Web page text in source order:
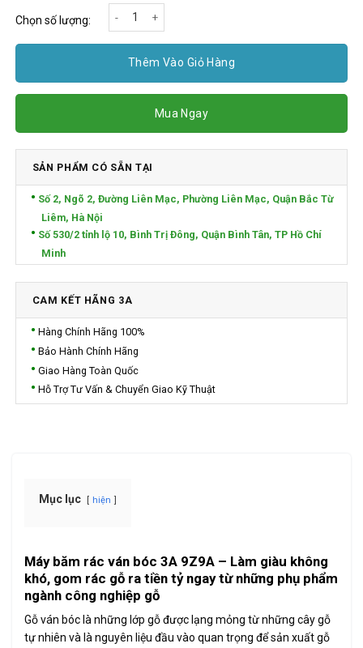
Máy băm rác ván bóc 3A9Z9A số lượng
Chọn số lượng:
Thêm Vào Giỏ Hàng
Mua Ngay
SẢN PHẨM CÓ SẴN TẠI
Số 2, Ngõ 2, Đường Liên Mạc, Phường Liên Mạc, Quận Bắc Từ
Liêm, Hà Nội
Số 530/2 tỉnh lộ 10, Bình Trị Đông, Quận Bình Tân, TP Hồ Chí
Minh
CAM KẾT HÃNG 3A
Hàng Chính Hãng 100%
Bảo Hành Chính Hãng
Giao Hàng Toàn Quốc
Hỗ Trợ Tư Vấn & Chuyển Giao Kỹ Thuật
Mục lục hiện
Máy băm rác ván bóc 3A 9Z9A – Làm giàu không
khó, gom rác gỗ ra tiền tỷ ngay từ những phụ phẩm
ngành công nghiệp gỗ
Gỗ ván bóc là những lớp gỗ được lạng mỏng từ những cây gỗ
tự nhiên và là nguyên liệu đầu vào quan trọng để sản xuất gỗ